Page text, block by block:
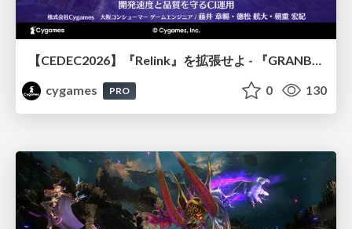
【CEDEC2026】『Relink』を拡張せよ - 『GRANBLUE FANTASY: Relink - Endless Ragnarok』の開発速度と品質を守るCI運用
cygames
PRO 0 130